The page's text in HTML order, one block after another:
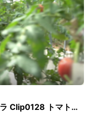
リコピンズ_辻元ハウス_収穫_Aカメラ Clip0128 トマトの収穫